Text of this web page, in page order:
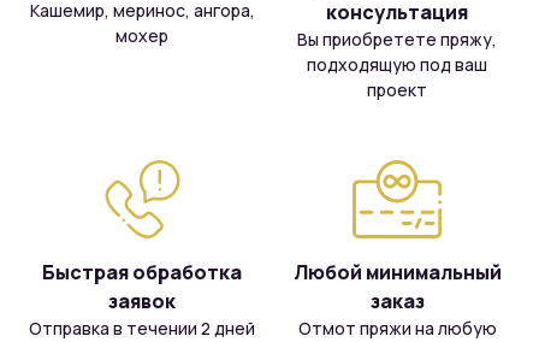
Кашемир, меринос, ангора,
мохер
консультация
Вы приобретете пряжу,
подходящую под ваш
проект
Быстрая обработка
заявок
Отправка в течении 2 дней
Любой минимальный
заказ
Отмот пряжи на любую